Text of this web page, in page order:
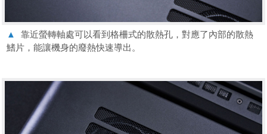
▲
靠近螢轉軸處可以看到格柵式的散熱孔，對應了內部的散熱
鰭片，能讓機身的廢熱快速導出。